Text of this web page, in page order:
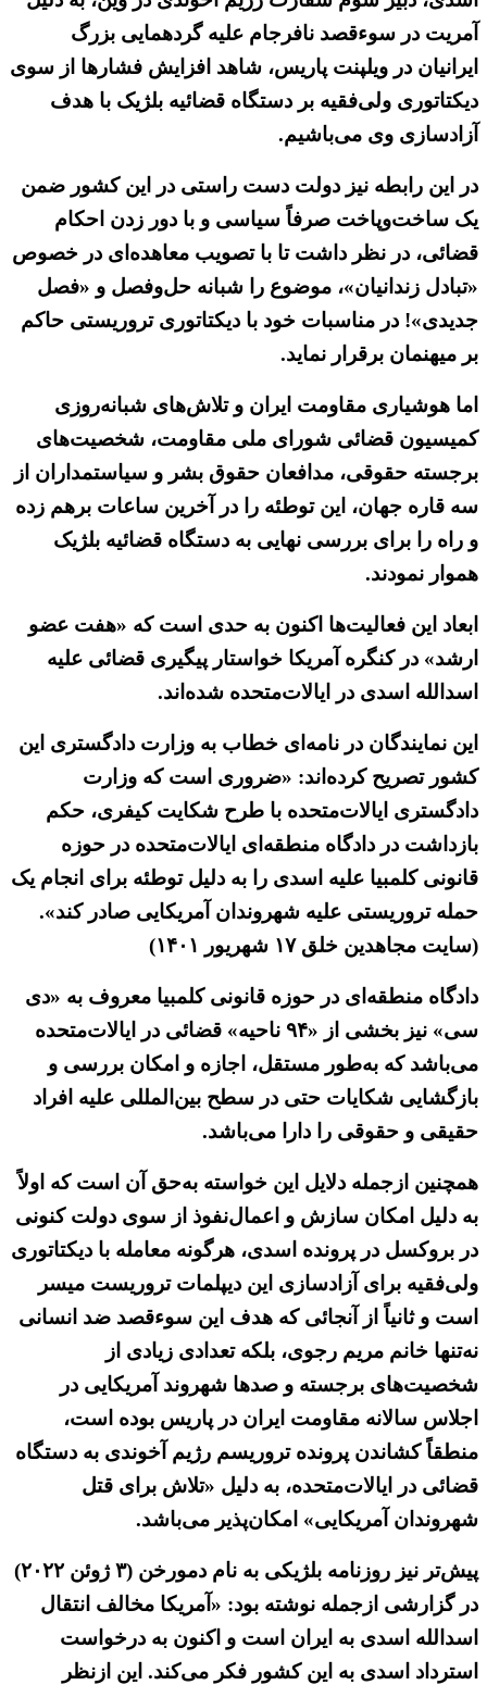
آمریت در سوءقصد نافرجام علیه گردهمایی بزرگ
ایرانیان در ویلپنت پاریس، شاهد افزایش فشارها از سوی
دیکتاتوری ولی‌فقیه بر دستگاه قضائیه بلژیک با هدف
آزادسازی وی می‌باشیم.
در این رابطه نیز دولت دست راستی در این کشور ضمن
یک ساخت‌وپاخت صرفاً سیاسی و با دور زدن احکام
قضائی، در نظر داشت تا با تصویب معاهده‌ای در خصوص
«تبادل زندانیان»، موضوع را شبانه حل‌وفصل و «فصل
جدیدی»! در مناسبات خود با دیکتاتوری تروریستی حاکم
بر میهنمان برقرار نماید.
اما هوشیاری مقاومت ایران و تلاش‌های شبانه‌روزی
کمیسیون قضائی شورای ملی مقاومت، شخصیت‌های
برجسته حقوقی، مدافعان حقوق بشر و سیاستمداران از
سه قاره جهان، این توطئه را در آخرین ساعات برهم زده
و راه را برای بررسی نهایی به دستگاه قضائیه بلژیک
هموار نمودند.
ابعاد این فعالیت‌ها اکنون به حدی است که «هفت عضو
ارشد» در کنگره آمریکا خواستار پیگیری قضائی علیه
اسدالله اسدی در ایالات‌متحده شده‌اند.
این نمایندگان در نامه‌ای خطاب به وزارت دادگستری این
کشور تصریح کرده‌اند: «ضروری است که وزارت
دادگستری ایالات‌متحده با طرح شکایت کیفری، حکم
بازداشت در دادگاه منطقه‌ای ایالات‌متحده در حوزه
قانونی کلمبیا علیه اسدی را به دلیل توطئه برای انجام یک
حمله تروریستی علیه شهروندان آمریکایی صادر کند».
(سایت مجاهدین خلق ۱۷ شهریور ۱۴۰۱)
دادگاه منطقه‌ای در حوزه قانونی کلمبیا معروف به «دی
سی» نیز بخشی از «۹۴ ناحیه» قضائی در ایالات‌متحده
می‌باشد که به‌طور مستقل، اجازه و امکان بررسی و
بازگشایی شکایات حتی در سطح بین‌المللی علیه افراد
حقیقی و حقوقی را دارا می‌باشد.
همچنین ازجمله دلایل این خواسته به‌حق آن است که اولاً
به دلیل امکان سازش و اعمال‌نفوذ از سوی دولت کنونی
در بروکسل در پرونده اسدی، هرگونه معامله با دیکتاتوری
ولی‌فقیه برای آزادسازی این دیپلمات تروریست میسر
است و ثانیاً از آنجائی که هدف این سوءقصد ضد انسانی
نه‌تنها خانم مریم رجوی، بلکه تعدادی زیادی از
شخصیت‌های برجسته و صدها شهروند آمریکایی در
اجلاس سالانه مقاومت ایران در پاریس بوده است،
منطقاً کشاندن پرونده تروریسم رژیم آخوندی به دستگاه
قضائی در ایالات‌متحده، به دلیل «تلاش برای قتل
شهروندان آمریکایی» امکان‌پذیر می‌باشد.
پیش‌تر نیز روزنامه بلژیکی به نام دمورخن (۳ ژوئن ۲۰۲۲)
در گزارشی ازجمله نوشته بود: «آمریکا مخالف انتقال
اسدالله اسدی به ایران است و اکنون به درخواست
استرداد اسدی به این کشور فکر می‌کند. این ازنظر